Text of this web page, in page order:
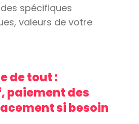
spécifiques
valeurs de votre
de tout :
des
si besoin